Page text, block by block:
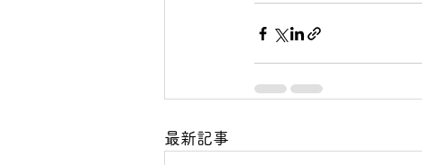
最新記事